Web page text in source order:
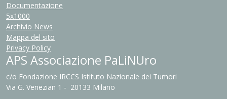
Documentazione
5x1000
Archivio News
Mappa del sito
Privacy Policy
APS Associazione PaLiNUro
c/o Fondazione IRCCS Istituto Nazionale dei Tumori
Via G. Venezian 1 - 20133 Milano